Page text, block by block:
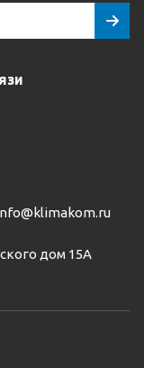
дом 15А